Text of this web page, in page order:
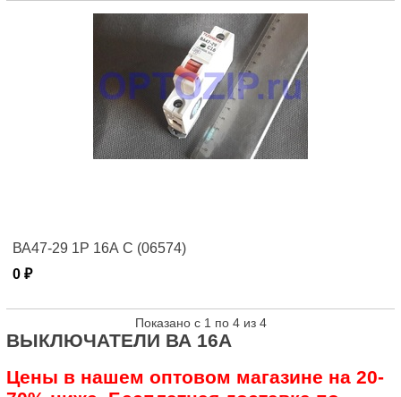
ВА47-29 1Р 16А C (06574)
0 ₽
Показано с 1 по 4 из 4
ВЫКЛЮЧАТЕЛИ ВА 16А
Цены в нашем оптовом магазине на 20-